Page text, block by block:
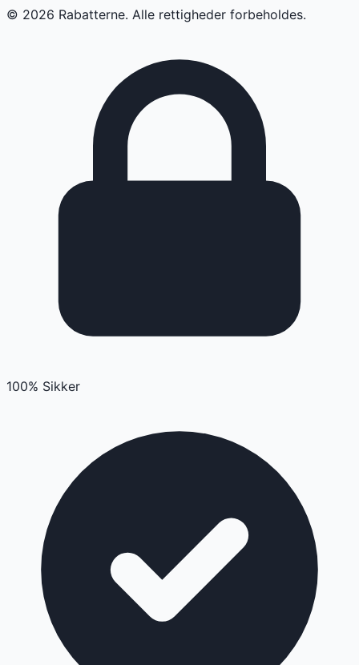
© 2026 Rabatterne. Alle rettigheder forbeholdes.
100% Sikker